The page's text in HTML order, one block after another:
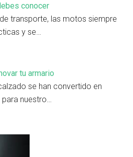
conocer
transporte, las motos siempre
y se…
tu armario
se han convertido en
nuestro…